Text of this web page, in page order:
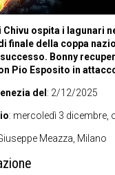
Chivu ospita i lagunari
finale della coppa
Bonny
Pio Esposito in
del : 2/12/2025
: mercoledì 3 dicembre,
Meazza, Milano